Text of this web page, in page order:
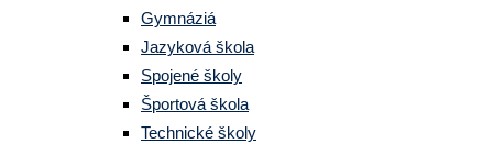
Gymnáziá
Jazyková škola
Spojené školy
Športová škola
Technické školy